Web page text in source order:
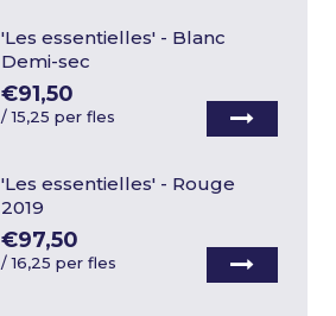
'Les essentielles' - Blanc
Demi-sec
€91,50
/15,25 per fles
'Les essentielles' - Rouge
2019
€97,50
/16,25 per fles